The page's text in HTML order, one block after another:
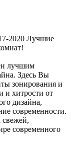
2020 Лучшие
лучшим
Здесь Вы
зонирования и
и хитрости от
дизайна,
современности.
свежей,
современного